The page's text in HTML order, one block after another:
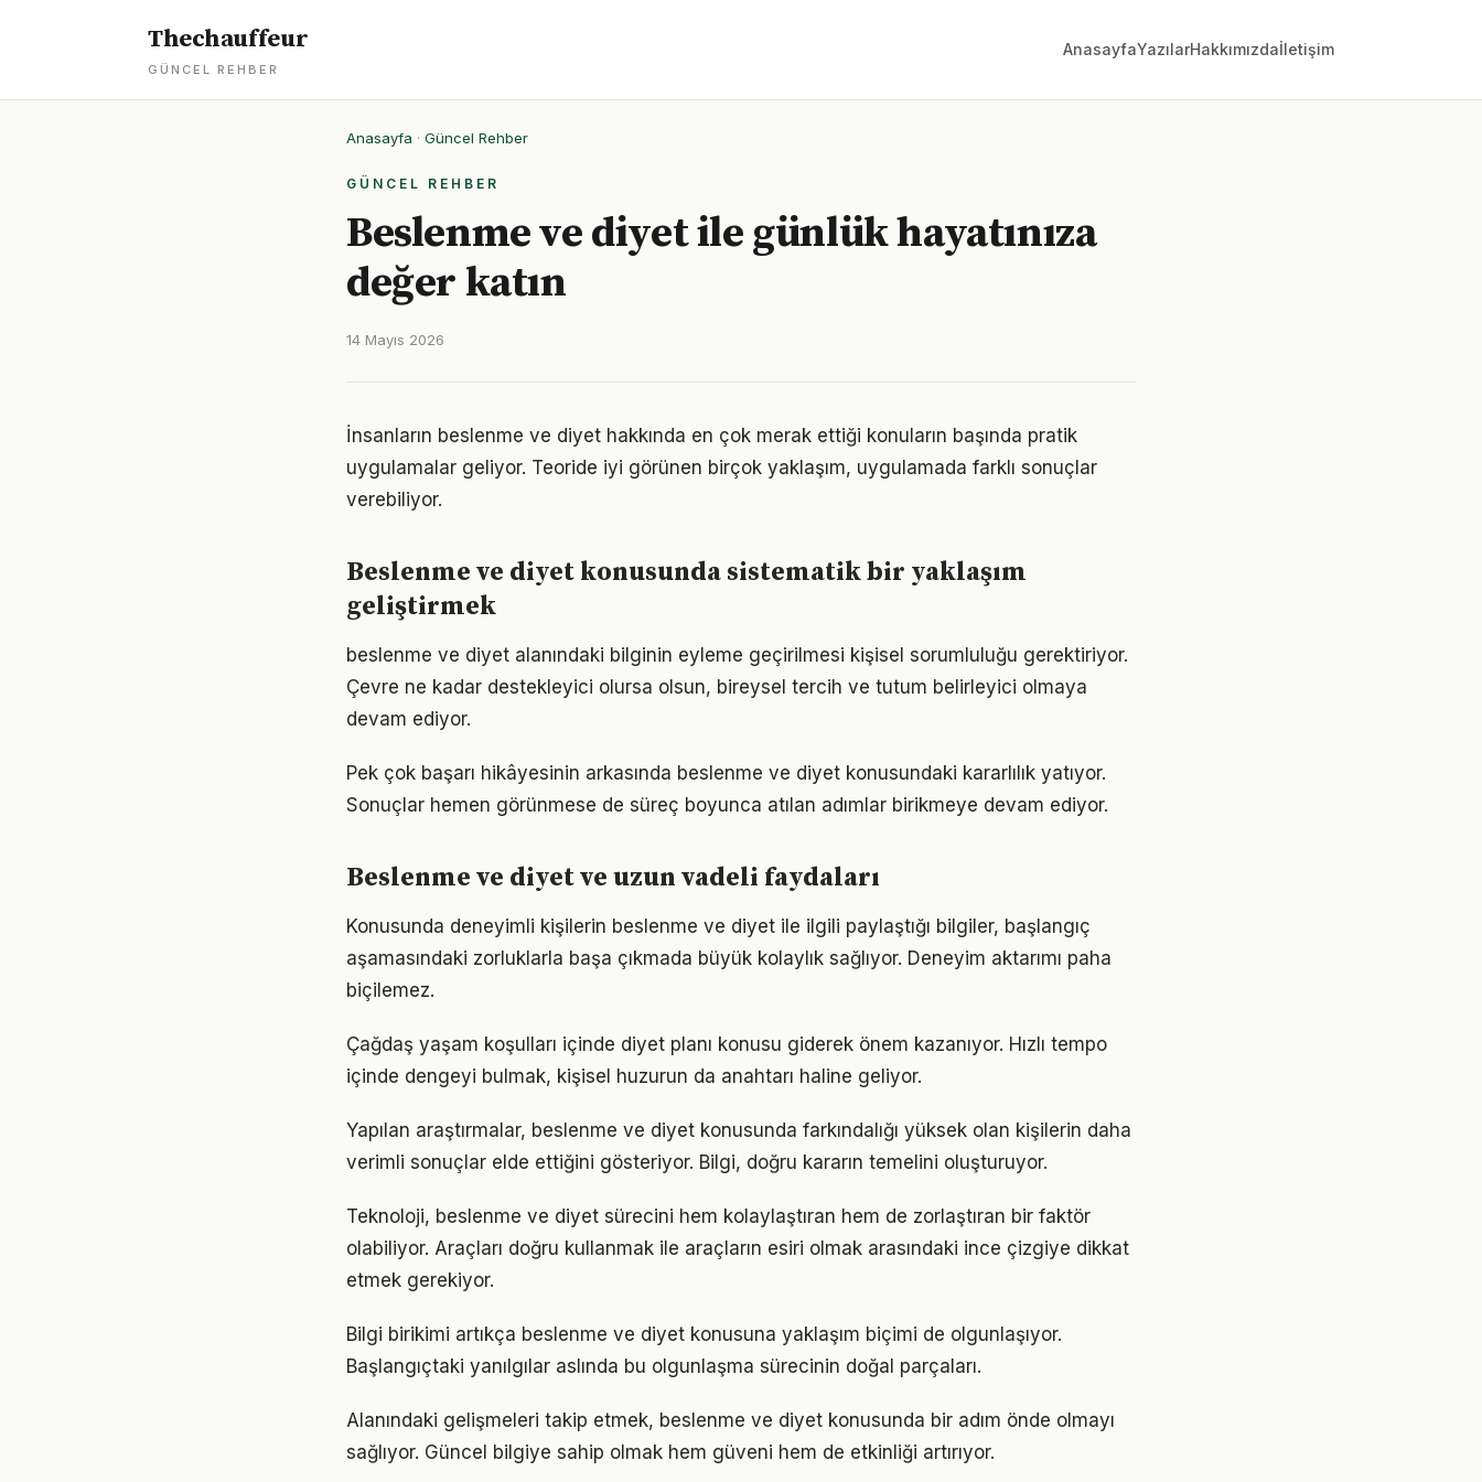
Thechauffeur
GÜNCEL REHBER
AnasayfaYazılarHakkımızdaİletişim
Anasayfa · Güncel Rehber
GÜNCEL REHBER
Beslenme ve diyet ile günlük hayatınıza
değer katın
14 Mayıs 2026
İnsanların beslenme ve diyet hakkında en çok merak ettiği konuların başında pratik
uygulamalar geliyor. Teoride iyi görünen birçok yaklaşım, uygulamada farklı sonuçlar
verebiliyor.
Beslenme ve diyet konusunda sistematik bir yaklaşım
geliştirmek
beslenme ve diyet alanındaki bilginin eyleme geçirilmesi kişisel sorumluluğu gerektiriyor.
Çevre ne kadar destekleyici olursa olsun, bireysel tercih ve tutum belirleyici olmaya
devam ediyor.
Pek çok başarı hikâyesinin arkasında beslenme ve diyet konusundaki kararlılık yatıyor.
Sonuçlar hemen görünmese de süreç boyunca atılan adımlar birikmeye devam ediyor.
Beslenme ve diyet ve uzun vadeli faydaları
Konusunda deneyimli kişilerin beslenme ve diyet ile ilgili paylaştığı bilgiler, başlangıç
aşamasındaki zorluklarla başa çıkmada büyük kolaylık sağlıyor. Deneyim aktarımı paha
biçilemez.
Çağdaş yaşam koşulları içinde diyet planı konusu giderek önem kazanıyor. Hızlı tempo
içinde dengeyi bulmak, kişisel huzurun da anahtarı haline geliyor.
Yapılan araştırmalar, beslenme ve diyet konusunda farkındalığı yüksek olan kişilerin daha
verimli sonuçlar elde ettiğini gösteriyor. Bilgi, doğru kararın temelini oluşturuyor.
Teknoloji, beslenme ve diyet sürecini hem kolaylaştıran hem de zorlaştıran bir faktör
olabiliyor. Araçları doğru kullanmak ile araçların esiri olmak arasındaki ince çizgiye dikkat
etmek gerekiyor.
Bilgi birikimi artıkça beslenme ve diyet konusuna yaklaşım biçimi de olgunlaşıyor.
Başlangıçtaki yanılgılar aslında bu olgunlaşma sürecinin doğal parçaları.
Alanındaki gelişmeleri takip etmek, beslenme ve diyet konusunda bir adım önde olmayı
sağlıyor. Güncel bilgiye sahip olmak hem güveni hem de etkinliği artırıyor.